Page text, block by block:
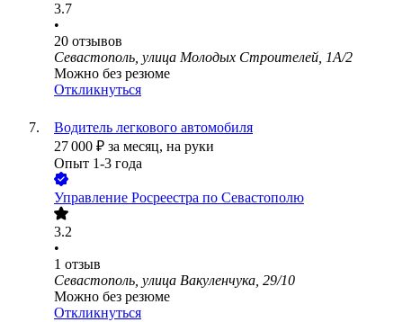
3.7
•
20 отзывов
Севастополь, улица Молодых Строителей, 1А/2
Можно без резюме
Откликнуться
Водитель легкового автомобиля
27 000 ₽ за месяц, на руки
Опыт 1-3 года
Управление Росреестра по Севастополю
3.2
•
1 отзыв
Севастополь, улица Вакуленчука, 29/10
Можно без резюме
Откликнуться